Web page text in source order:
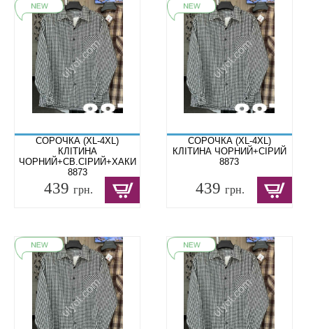
СОРОЧКА (XL-4XL)
КЛІТИНА
ЧОРНИЙ+СВ.СІРИЙ+ХАКИ
8873
439 грн.
СОРОЧКА (XL-4XL)
КЛІТИНА ЧОРНИЙ+СІРИЙ
8873
439грн.